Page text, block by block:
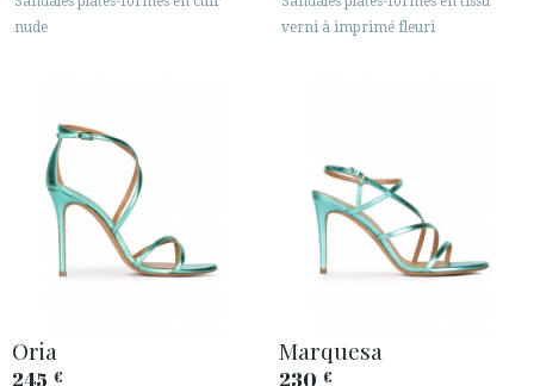
nude
verni à imprimé fleuri
Oria
245 €
Marquesa
230 €